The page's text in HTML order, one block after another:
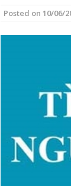
Posted on 10/06/